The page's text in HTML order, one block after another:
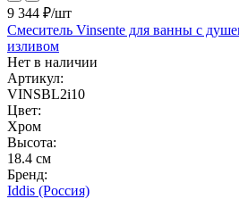
9 344 ₽/шт
Смеситель Vinsente для ванны с
изливом
Нет в наличии
Артикул:
VINSBL2i10
Цвет:
Хром
Высота:
18.4 см
Бренд:
Iddis (Россия)